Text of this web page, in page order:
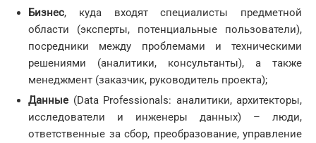
Бизнес, куда входят специалисты предметной
области (эксперты, потенциальные пользователи),
посредники между проблемами и техническими
решениями (аналитики, консультанты), а также
менеджмент (заказчик, руководитель проекта);
Данные (Data Professionals: аналитики, архитекторы,
исследователи и инженеры данных) – люди,
ответственные за сбор, преобразование, управление